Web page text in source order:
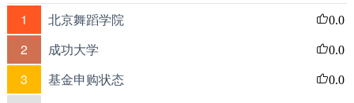
1 北京舞蹈学院 0.0
2 成功大学 0.0
3 基金申购状态 0.0